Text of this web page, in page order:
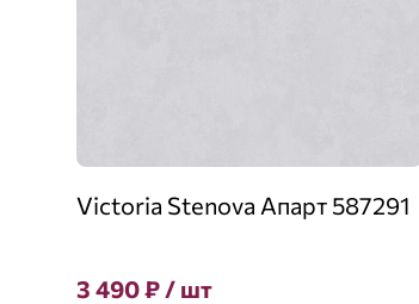
Victoria Stenova Апарт 587291
3 490₽/ шт